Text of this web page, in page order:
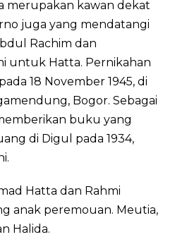
merupakan kawan dekat
juga yang mendatangi
Rachim dan
untuk Hatta. Pernikahan
18 November 1945, di
Bogor. Sebagai
buku yang
di Digul pada 1934,
Hatta dan Rahmi
anak peremouan. Meutia,
Halida.